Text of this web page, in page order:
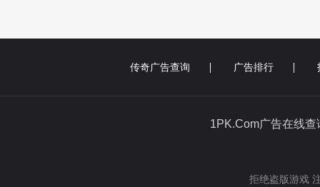
传奇广告查询 广告排行
1PK.Com广告在
拒绝盗版游戏